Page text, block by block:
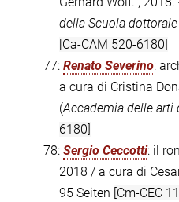
della Scuola
[Ca-CAM 520-6180]
77: Renato Severino:
a cura di Cristina
(Accademia delle arti
6180]
78: Sergio Ceccotti: il
2018 / a cura di
95 Seiten [Cm-CEC